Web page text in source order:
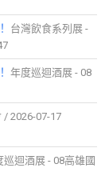
台灣飲食系列展 -
年度巡迴酒展 - 08
/ 2026-07-17
巡迴酒展 - 08高雄國